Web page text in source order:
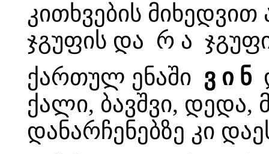
კითხვების
ჯგუფის და რ ა
ქართულ ენაში ვ ი ნ
ქალი, ბავშვი, დედა,
დანარჩენებზე კი